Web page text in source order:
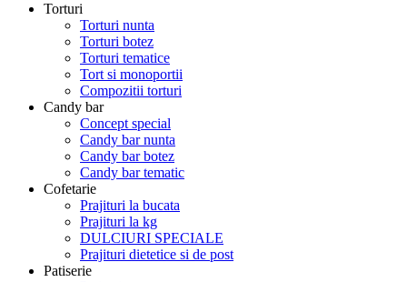
Torturi
Torturi nunta
Torturi botez
Torturi tematice
Tort si monoportii
Compozitii torturi
Candy bar
Concept special
Candy bar nunta
Candy bar botez
Candy bar tematic
Cofetarie
Prajituri la bucata
Prajituri la kg
DULCIURI SPECIALE
Prajituri dietetice si de post
Patiserie